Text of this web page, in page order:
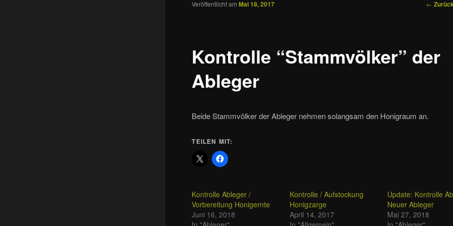
Beitrags-
←
Kontrolle “Stammvölker” der
Ableger
Veröffentlicht amMai 18, 2017
Beide Stammvölker der Ableger nehmen solangsam den Honigraum an.
TEILEN MIT:
Kontrolle Ableger /
Vorbereitung Honigernte
Juni 16, 2018
Kontrolle / Aufstockung
Honigzarge
April 14, 2017
Update: Kontrolle
Neuer Ableger
Mai 27, 2018